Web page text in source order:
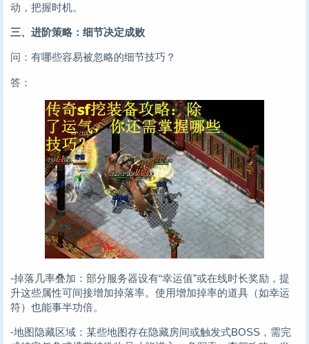
动，把握时机。
三、进阶策略：细节决定成败
问：有哪些容易被忽略的细节技巧？
答：
-掉落几率叠加：部分服务器设有“幸运值”或在线时长奖励，提
升这些属性可间接增加掉落率。使用增加掉率的道具（如幸运
符）也能事半功倍。
-地图隐藏区域：某些地图存在隐藏房间或触发式BOSS，需完